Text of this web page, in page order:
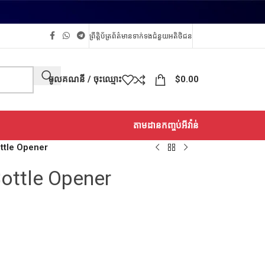
ព្រឹត្តិប័ត្រព័ត៌មានទាក់ទងជំនួយអតិថិជន
ចូលគណនី / ចុះឈ្មោះ $0.00
តាមដានកញ្ចប់អីវ៉ាន់
Opener
Opener